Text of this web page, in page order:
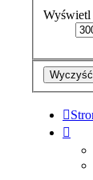
Wyświetl